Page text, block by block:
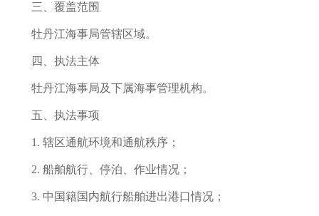
三、覆盖范围
牡丹江海事局管辖区域。
四、执法主体
牡丹江海事局及下属海事管理机构。
五、执法事项
1. 辖区通航环境和通航秩序；
2. 船舶航行、停泊、作业情况；
3. 中国籍国内航行船舶进出港口情况；